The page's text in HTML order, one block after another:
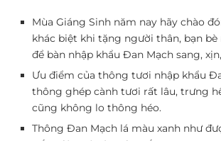
Mùa Giáng Sinh năm nay hãy chào
khác biệt khi tặng người thân, bạn
để bàn nhập khẩu Đan Mạch sang,
Ưu điểm của thông tươi nhập khẩu
thông ghép cành tươi rất lâu, trưng
cũng không lo thông héo.
Thông Đan Mạch lá màu xanh như